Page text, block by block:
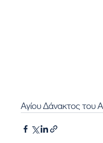
Αγίου Δάνακτος του